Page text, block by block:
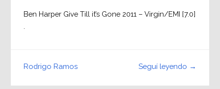
Ben Harper Give Till it’s Gone 2011 – Virgin/EMI [7.0]
Seguí leyendo →
Rodrigo Ramos